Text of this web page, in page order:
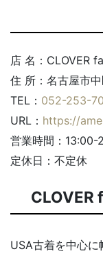
店 名：CLOVER
住 所：名古屋市
TEL： 052-253-
URL： https://
営業時間：13:00-
定休日：不定休
USA古着を中心